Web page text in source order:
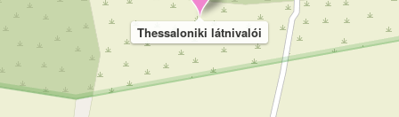
Thessaloniki látnivalói